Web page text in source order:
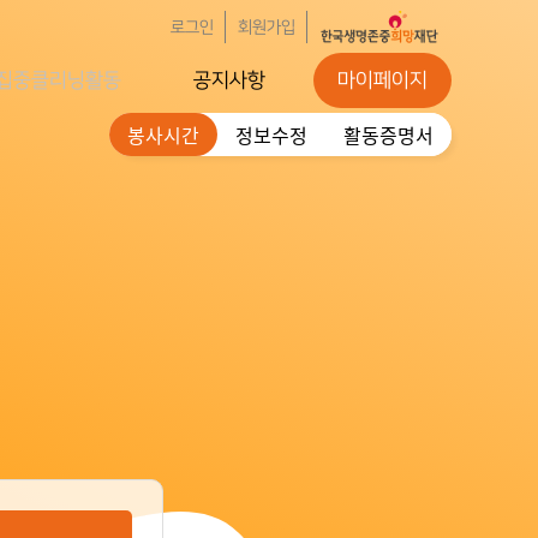
로그인 회원가입
중클리닝활동 공지사항 마이페이지
봉사시간 정보수정 활동증명서